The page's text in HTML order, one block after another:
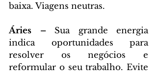
baixa. Viagens neutras.
Áries – Sua grande energia
indica oportunidades para
resolver os negócios e
reformular o seu trabalho. Evite